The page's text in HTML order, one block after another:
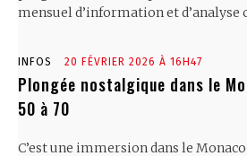
mensuel d’information et d’analyse
INFOS 20 FÉVRIER 2026 À 16H47
Plongée nostalgique dans le
50 à 70
C’est une immersion dans le